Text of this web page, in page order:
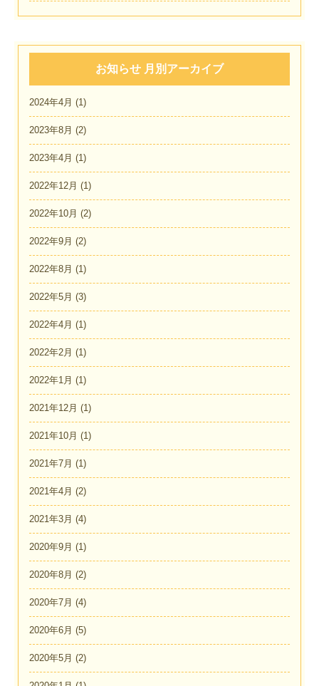
お知らせ 月別アーカイブ
2024年4月 (1)
2023年8月 (2)
2023年4月 (1)
2022年12月 (1)
2022年10月 (2)
2022年9月 (2)
2022年8月 (1)
2022年5月 (3)
2022年4月 (1)
2022年2月 (1)
2022年1月 (1)
2021年12月 (1)
2021年10月 (1)
2021年7月 (1)
2021年4月 (2)
2021年3月 (4)
2020年9月 (1)
2020年8月 (2)
2020年7月 (4)
2020年6月 (5)
2020年5月 (2)